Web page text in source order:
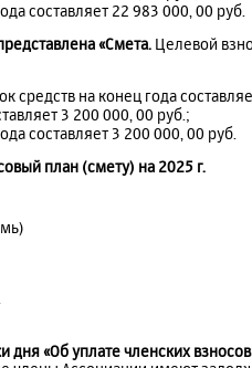
составляет 22 983 000, 00 руб.
«Смета. Целевой
средств на конец года
3 200 000, 00 руб.;
составляет 3 200 000, 00 руб.
план (смету) на 2025 г.
дня «Об уплате членских